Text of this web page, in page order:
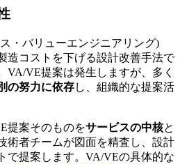
・バリューエンジニアリング)
造コストを下げる設計改善手法で
VA/VE提案は発生しますが、多く
の努力に依存し、組織的な提案活
提案そのものをサービスの中核と
術者チームが図面を精査し、設計
で提案します。VA/VEの具体的な